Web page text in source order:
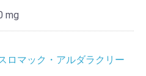
mg
ロマック・アルダラクリー